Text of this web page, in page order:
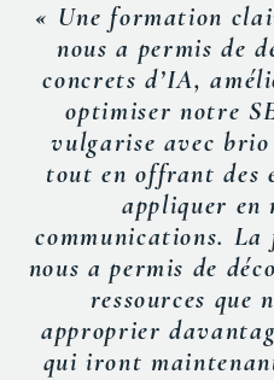
« Une formation
nous a permis de
concrets d’IA,
optimiser notre
vulgarise avec brio
tout en offrant des
appliquer en
communications.
nous a permis de
ressources que
approprier
qui iront